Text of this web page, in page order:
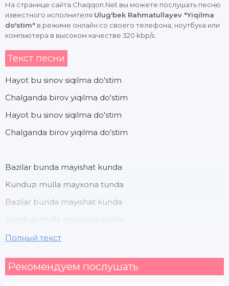
На странице сайта Chaqqon.Net вы можете послушать песню
известного исполнителя Ulug'bek Rahmatullayev "Yiqilma
do'stim" в режиме онлайн со своего телефона, ноутбука или
компьютера в высоком качестве 320 kbp/s.
Текст песни
Hayot bu sinov siqilma do'stim
Chalganda birov yiqilma do'stim
Hayot bu sinov siqilma do'stim
Chalganda birov yiqilma do'stim
Bazilar bunda mayishat kunda
Kunduzi mulla mayxona tunda
Bazilar bunda mayishat kunda
Kunduzi mulla mayxona tunda
Chalganda birov yiqilma do'stim
Полный текст
Рекомендуем послушать